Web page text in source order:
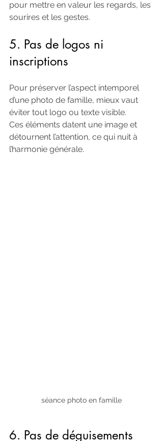
pour mettre en valeur les regards, les
sourires et les gestes.
5. Pas de logos ni
inscriptions
Pour préserver l’aspect intemporel
d’une photo de famille, mieux vaut
éviter tout logo ou texte visible.
Ces éléments datent une image et
détournent l’attention, ce qui nuit à
l’harmonie générale.
séance photo en famille
6. Pas de déguisements